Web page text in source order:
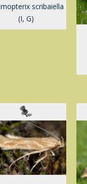
scribaiella
(I, G)